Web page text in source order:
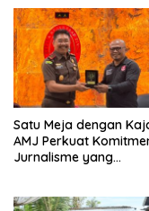
Satu Meja dengan
AMJ Perkuat
Jurnalisme yang